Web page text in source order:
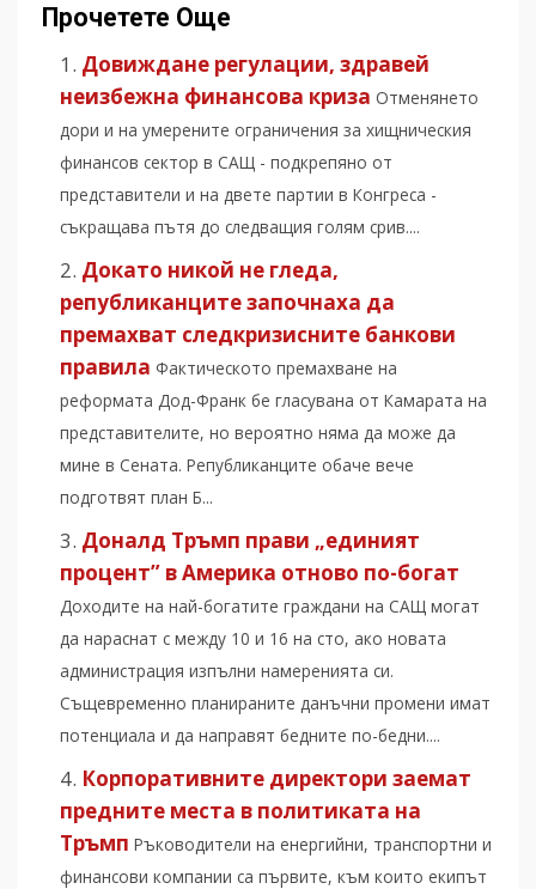
Прочетете Още
Довиждане регулации, здравей
неизбежна финансова криза Отменянето
дори и на умерените ограничения за хищническия
финансов сектор в САЩ - подкрепяно от
представители и на двете партии в Конгреса -
съкращава пътя до следващия голям срив....
Докато никой не гледа,
републиканците започнаха да
премахват следкризисните банкови
правила Фактическото премахване на
реформата Дод-Франк бе гласувана от Камарата на
представителите, но вероятно няма да може да
мине в Сената. Републиканците обаче вече
подготвят план Б...
Доналд Тръмп прави „единият
процент” в Америка отново по-богат
Доходите на най-богатите граждани на САЩ могат
да нараснат с между 10 и 16 на сто, ако новата
администрация изпълни намеренията си.
Същевременно планираните данъчни промени имат
потенциала и да направят бедните по-бедни....
Корпоративните директори заемат
предните места в политиката на
Тръмп Ръководители на енергийни, транспортни и
финансови компании са първите, към които екипът